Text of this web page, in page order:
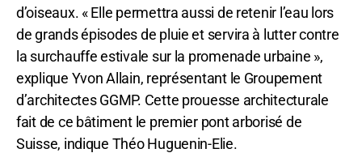
d’oiseaux. « Elle permettra aussi de retenir l’eau lors
de grands épisodes de pluie et servira à lutter contre
la surchauffe estivale sur la promenade urbaine »,
explique Yvon Allain, représentant le Groupement
d’architectes GGMP. Cette prouesse architecturale
fait de ce bâtiment le premier pont arborisé de
Suisse, indique Théo Huguenin-Elie.